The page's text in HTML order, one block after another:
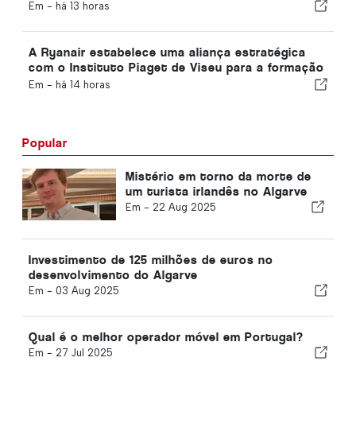
Em - há 13 horas
A Ryanair estabelece uma aliança estratégica
com o Instituto Piaget de Viseu para a formação
no setor da aviação em Portugal
Em - há 14 horas
Popular
Mistério em torno da morte de
um turista irlandês no Algarve
Em - 22 Aug 2025
Investimento de 125 milhões de euros no
desenvolvimento do Algarve
Em - 03 Aug 2025
Qual é o melhor operador móvel em Portugal?
Em - 27 Jul 2025